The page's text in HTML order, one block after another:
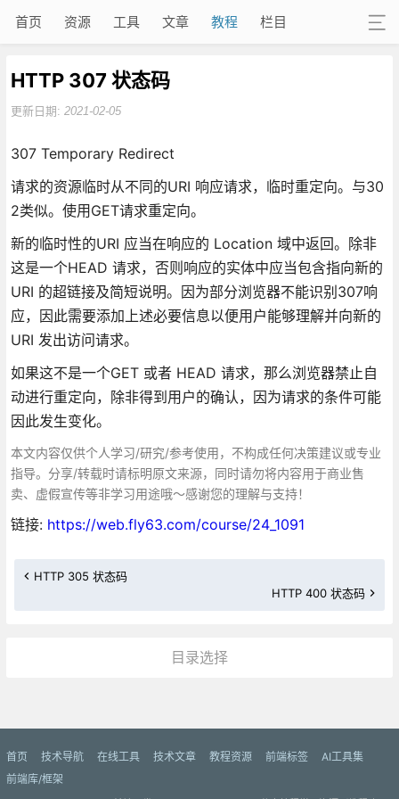
首页 资源 工具 文章 教程 栏目
HTTP 307 状态码
更新日期: 2021-02-05
307 Temporary Redirect
请求的资源临时从不同的URI 响应请求，临时重定向。与30
2类似。使用GET请求重定向。
新的临时性的URI 应当在响应的 Location 域中返回。除非
这是一个HEAD 请求，否则响应的实体中应当包含指向新的
URI 的超链接及简短说明。因为部分浏览器不能识别307响
应，因此需要添加上述必要信息以便用户能够理解并向新的
URI 发出访问请求。
如果这不是一个GET 或者 HEAD 请求，那么浏览器禁止自
动进行重定向，除非得到用户的确认，因为请求的条件可能
因此发生变化。
本文内容仅供个人学习/研究/参考使用，不构成任何决策建议或专业
指导。分享/转载时请标明原文来源，同时请勿将内容用于商业售
卖、虚假宣传等非学习用途哦～感谢您的理解与支持！
链接: https://web.fly63.com/course/24_1091
HTTP 305 状态码
HTTP 400 状态码
目录选择
首页 技术导航 在线工具 技术文章 教程资源 前端标签
AI工具集
前端库/框架